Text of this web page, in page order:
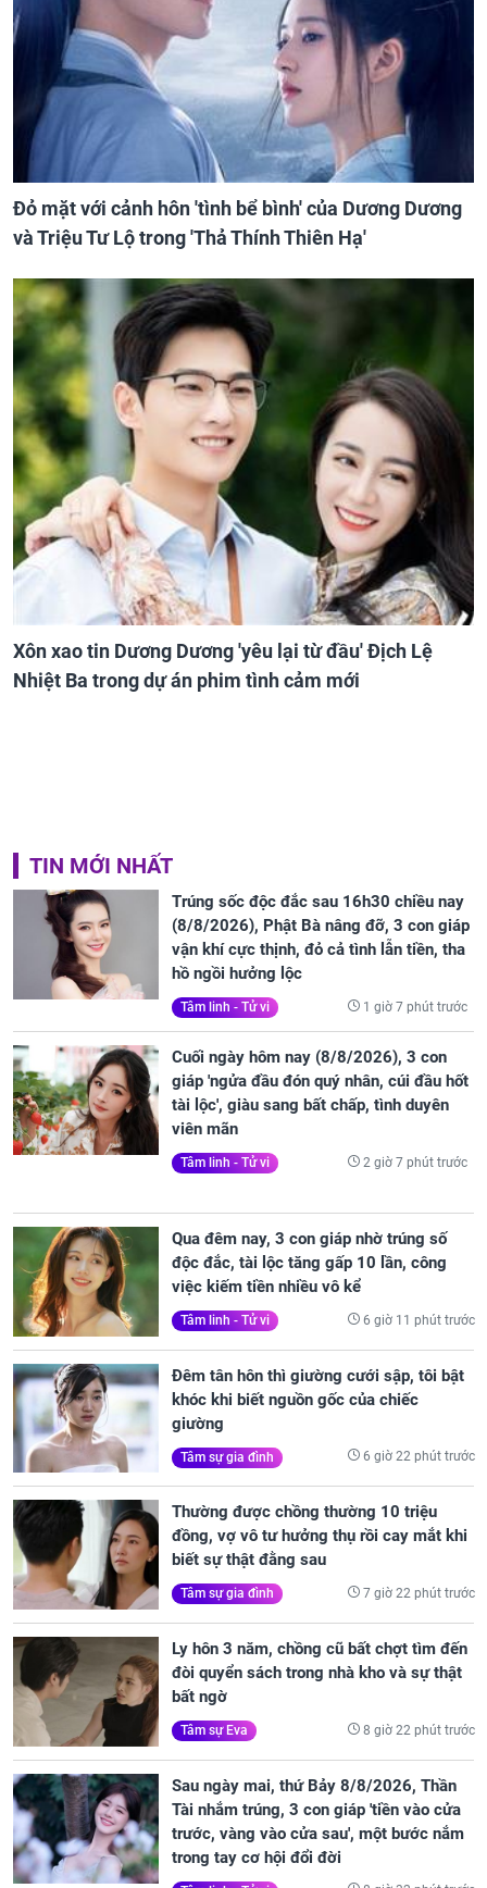
Đỏ mặt với cảnh hôn 'tình bể bình' của Dương Dương
và Triệu Tư Lộ trong 'Thả Thính Thiên Hạ'
Xôn xao tin Dương Dương 'yêu lại từ đầu' Địch Lệ
Nhiệt Ba trong dự án phim tình cảm mới
TIN MỚI NHẤT
Trúng sốc độc đắc sau 16h30 chiều nay
(8/8/2026), Phật Bà nâng đỡ, 3 con giáp
vận khí cực thịnh, đỏ cả tình lẫn tiền, tha
hồ ngồi hưởng lộc
Tâm linh - Tử vi 1 giờ 7 phút trước
Cuối ngày hôm nay (8/8/2026), 3 con
giáp 'ngửa đầu đón quý nhân, cúi đầu hốt
tài lộc', giàu sang bất chấp, tình duyên
viên mãn
Tâm linh - Tử vi 2 giờ 7 phút trước
Qua đêm nay, 3 con giáp nhờ trúng số
độc đắc, tài lộc tăng gấp 10 lần, công
việc kiếm tiền nhiều vô kể
Tâm linh - Tử vi 6 giờ 11 phút trước
Đêm tân hôn thì giường cưới sập, tôi bật
khóc khi biết nguồn gốc của chiếc
giường
Tâm sự gia đình 6 giờ 22 phút trước
Thường được chồng thường 10 triệu
đồng, vợ vô tư hưởng thụ rồi cay mắt khi
biết sự thật đằng sau
Tâm sự gia đình 7 giờ 22 phút trước
Ly hôn 3 năm, chồng cũ bất chợt tìm đến
đòi quyển sách trong nhà kho và sự thật
bất ngờ
Tâm sự Eva 8 giờ 22 phút trước
Sau ngày mai, thứ Bảy 8/8/2026, Thần
Tài nhắm trúng, 3 con giáp 'tiền vào cửa
trước, vàng vào cửa sau', một bước nắm
trong tay cơ hội đổi đời